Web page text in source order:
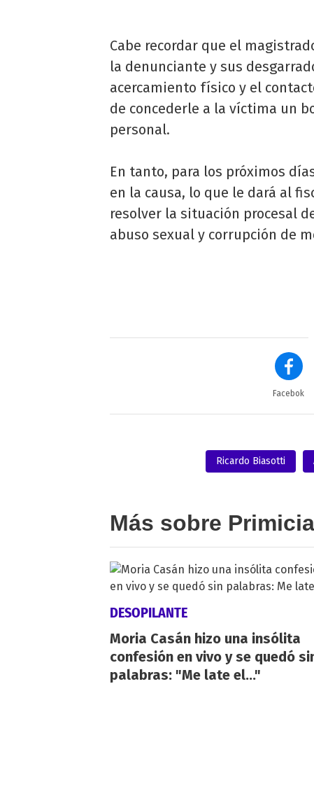
Cabe recordar que el
la denunciante y sus
acercamiento físico y el
de concederle a la víctima un
personal.
En tanto, para los próximos
en la causa, lo que le dará al
resolver la situación procesal
abuso sexual y corrupción de
Facebok
Ricardo Biasotti
Más sobre
DESOPILANTE
Moria Casán hizo una insólita
confesión en vivo y se quedó
palabras: "Me late el..."